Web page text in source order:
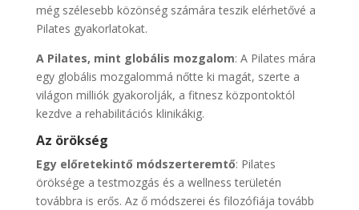
még szélesebb közönség számára teszik elérhetővé a
Pilates gyakorlatokat.
A Pilates, mint globális mozgalom: A Pilates mára
egy globális mozgalommá nőtte ki magát, szerte a
világon milliók gyakorolják, a fitnesz központoktól
kezdve a rehabilitációs klinikákig.
Az örökség
Egy előretekintő módszerteremtő: Pilates
öröksége a testmozgás és a wellness területén
továbbra is erős. Az ő módszerei és filozófiája tovább